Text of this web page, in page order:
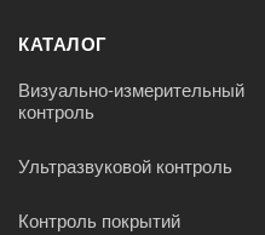
КАТАЛОГ
Визуально-измерительный
контроль
Ультразвуковой контроль
Контроль покрытий